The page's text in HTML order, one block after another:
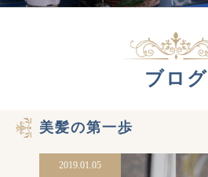
ブログ
美髪の第一歩
2019.01.05